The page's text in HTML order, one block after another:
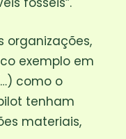
organizações,
exemplo em
como o
tenham
materiais,